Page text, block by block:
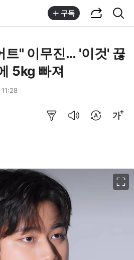
구독
트" 이무진… '이것' 끊
5kg 빠져